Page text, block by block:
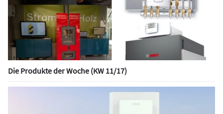
Die Produkte der Woche (KW 11/17)